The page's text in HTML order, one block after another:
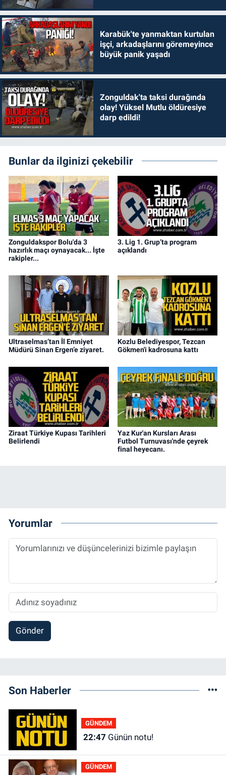
Karabük'te yanmaktan kurtulan
işçi, arkadaşlarını göremeyince
büyük panik yaşadı
Zonguldak'ta taksi durağında
olay! Yüksel Mutlu öldüresiye
darp edildi!
Bunlar da ilginizi çekebilir
Zonguldakspor Bolu'da 3
hazırlık maçı oynayacak... İşte
rakipler...
3. Lig 1. Grup’ta program
açıklandı
Ultraselmas’tan İl Emniyet
Müdürü Sinan Ergen’e ziyaret.
Kozlu Belediyespor, Tezcan
Gökmen'i kadrosuna kattı
Ziraat Türkiye Kupası Tarihleri
Belirlendi
Yaz Kur'an Kursları Arası
Futbol Turnuvası'nde çeyrek
final heyecanı.
Yorumlar
Gönder
Son Haberler
GÜNDEM
22:47 Günün notu!
GÜNDEM